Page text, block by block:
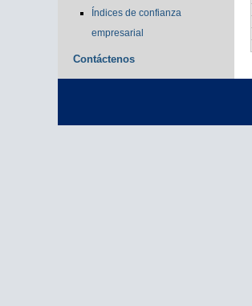
Índices de confianza
empresarial
Contáctenos